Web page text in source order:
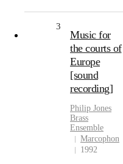
3
Music for
the courts of
Europe
[sound
recording]
Philip Jones
Brass
Ensemble
Marcophon
1992